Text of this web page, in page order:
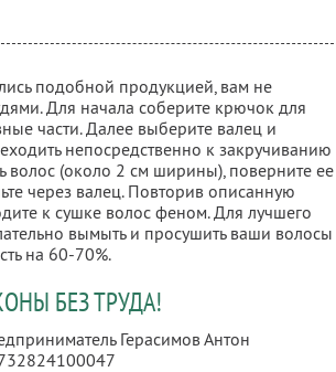
подобной продукцией, вам не
Для начала соберите крючок для
части. Далее выберите валец и
непосредственно к закручиванию
волос (около 2 см ширины), поверните ее
через валец. Повторив описанную
к сушке волос феном. Для лучшего
вымыть и просушить ваши волосы
на 60-70%.
БЕЗ ТРУДА!
Герасимов Антон